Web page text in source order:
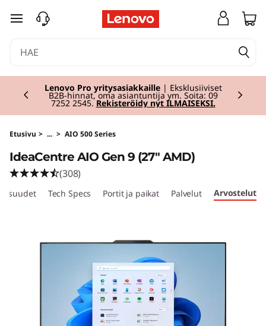
C
e
n
siirry pääsisältöön
Lenovo Pro yritysasiakkaille| Eksklusiiviset
B2B-hinnat, oma asiantuntija ym. Soita: 09
7252 2545. Rekisteröidy nyt ILMAISEKSI.
Currently displaying item 2 of 2
Etusivu > ... > AIO 500 Series
IdeaCentre AIO Gen 9 (27" AMD)
(308)
Tech Specs Portit ja paikat Palvelut Arvostelut